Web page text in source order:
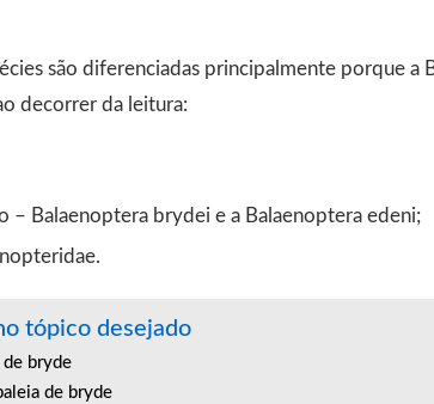
são diferenciadas principalmente porque a
decorrer da leitura:
– Balaenoptera brydei e a Balaenoptera edeni;
tópico desejado
de bryde
de bryde